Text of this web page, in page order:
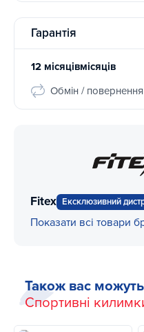
Гарантія
12 місяцівмісяців
Обмін /
Fitex Ексклюзивний
Показати всі товари
Також вас можуть
Спортивні